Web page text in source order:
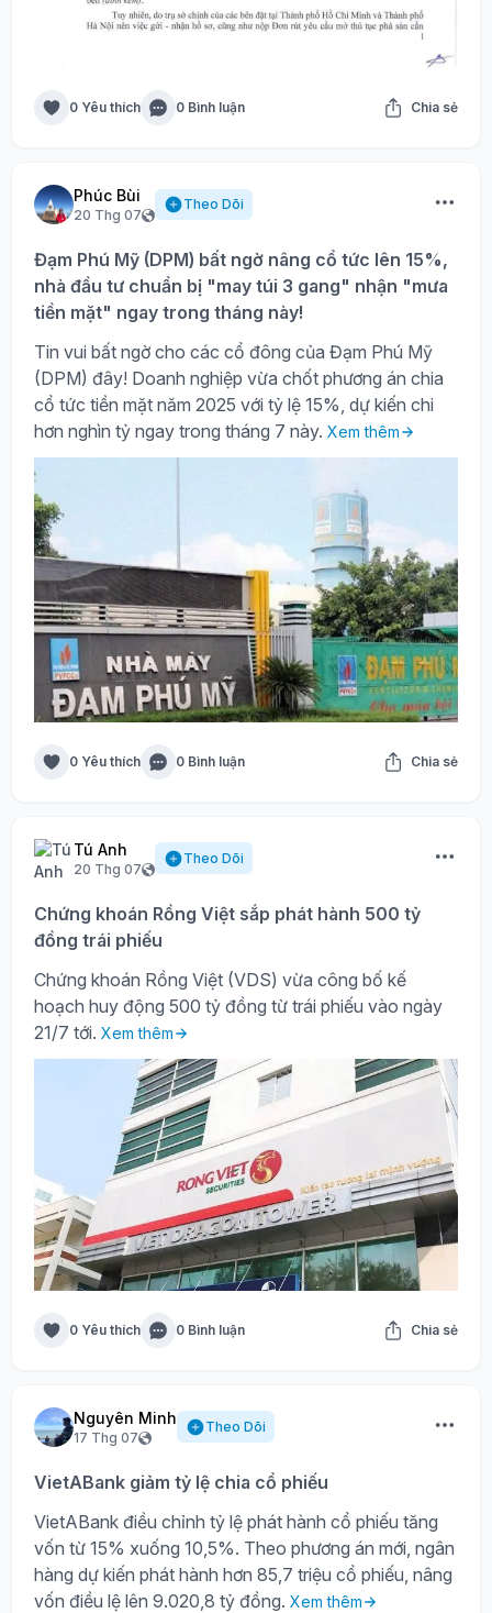
0 Yêu thích 0 Bình luận Chia sẻ
Phúc Bùi
20 Thg 07
Theo Dõi
Đạm Phú Mỹ (DPM) bất ngờ nâng cổ tức lên 15%,
nhà đầu tư chuẩn bị "may túi 3 gang" nhận "mưa
tiền mặt" ngay trong tháng này!
Tin vui bất ngờ cho các cổ đông của Đạm Phú Mỹ
(DPM) đây! Doanh nghiệp vừa chốt phương án chia
cổ tức tiền mặt năm 2025 với tỷ lệ 15%, dự kiến chi
hơn nghìn tỷ ngay trong tháng 7 này. Xem thêm
0 Yêu thích 0 Bình luận Chia sẻ
Tú Anh
20 Thg 07
Theo Dõi
Chứng khoán Rồng Việt sắp phát hành 500 tỷ
đồng trái phiếu
Chứng khoán Rồng Việt (VDS) vừa công bố kế
hoạch huy động 500 tỷ đồng từ trái phiếu vào ngày
21/7 tới. Xem thêm
0 Yêu thích 0 Bình luận Chia sẻ
Nguyên Minh
17 Thg 07
Theo Dõi
VietABank giảm tỷ lệ chia cổ phiếu
VietABank điều chỉnh tỷ lệ phát hành cổ phiếu tăng
vốn từ 15% xuống 10,5%. Theo phương án mới, ngân
hàng dự kiến phát hành hơn 85,7 triệu cổ phiếu, nâng
vốn điều lệ lên 9.020,8 tỷ đồng. Xem thêm